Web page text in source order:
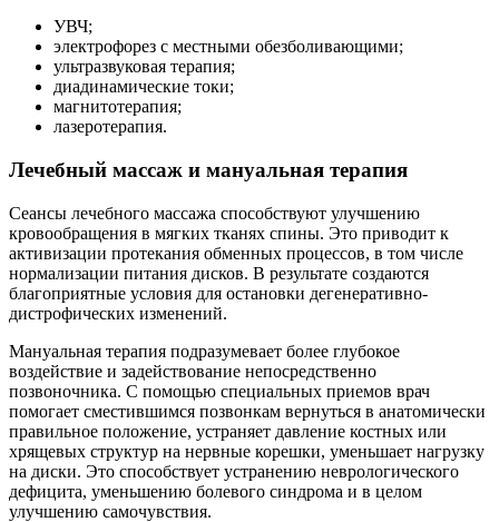
УВЧ;
электрофорез с местными обезболивающими;
ультразвуковая терапия;
диадинамические токи;
магнитотерапия;
лазеротерапия.
Лечебный массаж и мануальная терапия
Сеансы лечебного массажа способствуют улучшению
кровообращения в мягких тканях спины. Это приводит к
активизации протекания обменных процессов, в том числе
нормализации питания дисков. В результате создаются
благоприятные условия для остановки дегенеративно-
дистрофических изменений.
Мануальная терапия подразумевает более глубокое
воздействие и задействование непосредственно
позвоночника. С помощью специальных приемов врач
помогает сместившимся позвонкам вернуться в анатомически
правильное положение, устраняет давление костных или
хрящевых структур на нервные корешки, уменьшает нагрузку
на диски. Это способствует устранению неврологического
дефицита, уменьшению болевого синдрома и в целом
улучшению самочувствия.